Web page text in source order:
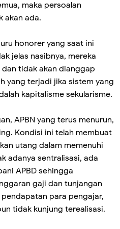
maka persoalan
akan ada.
honorer yang saat ini
jelas nasibnya, mereka
tidak akan dianggap
yang terjadi jika sistem yang
kapitalisme sekularisme.
APBN yang terus menurun,
Kondisi ini telah membuat
utang dalam memenuhi
adanya sentralisasi, ada
APBD sehingga
gaji dan tunjangan
pendapatan para pengajar,
tidak kunjung terealisasi.